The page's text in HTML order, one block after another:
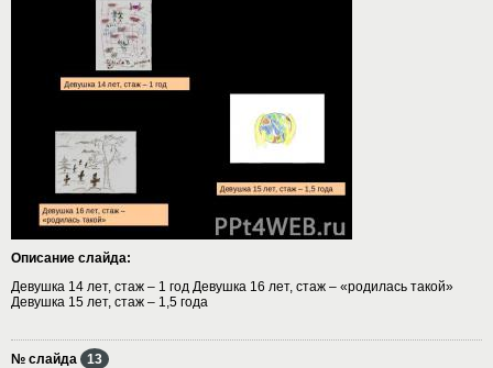
Описание слайда:
Девушка 14 лет, стаж – 1 год Девушка 16 лет, стаж – «родилась такой»
Девушка 15 лет, стаж – 1,5 года
№ слайда 13